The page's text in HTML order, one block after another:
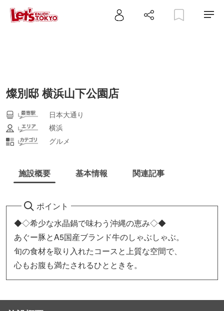
燦別邸 横浜山下公園店
日本大通り
横浜
グルメ
施設概要 基本情報 関連記事
ポイント
◆◇希少な水晶鍋で味わう沖縄の恵み◇◆
あぐー豚とA5国産ブランド牛のしゃぶしゃぶ。
旬の食材を取り入れたコースと上質な空間で、
心もお腹も満たされるひとときを。